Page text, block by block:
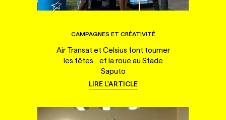
CAMPAGNES ET CRÉATIVITÉ
Air Transat et Celsius font tourner
les têtes... et la roue au Stade
Saputo
LIRE L'ARTICLE